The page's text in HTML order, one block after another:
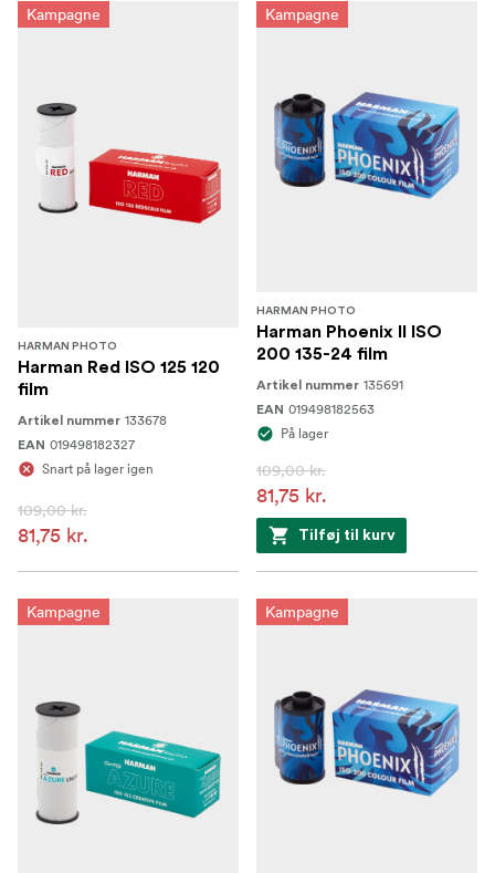
Kampagne
HARMAN PHOTO
Harman Red ISO 125 120
film
Artikel nummer 133678
EAN 019498182327
Snart på lager igen
109,00 kr.
81,75 kr.
Kampagne
HARMAN PHOTO
Harman Phoenix II ISO
200 135-24 film
Artikel nummer 135691
EAN 019498182563
På lager
109,00 kr.
81,75 kr.
Tilføj til kurv
Kampagne Kampagne